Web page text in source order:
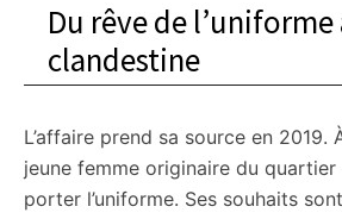
Du rêve de
clandestine
L’affaire prend sa source en 2019.
jeune femme originaire du
porter l’uniforme. Ses souhaits